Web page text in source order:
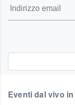
Eventi dal vivo